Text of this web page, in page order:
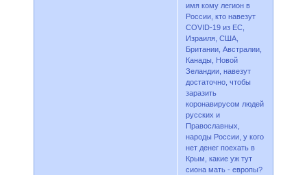
имя кому легион в
России, кто навезут
COVID-19 из ЕС,
Израиля, США,
Британии, Австралии,
Канады, Новой
Зеландии, навезут
достаточно, чтобы
заразить
коронавирусом людей
русских и
Православных,
народы России, у кого
нет денег поехать в
Крым, какие уж тут
сиона мать - европы?